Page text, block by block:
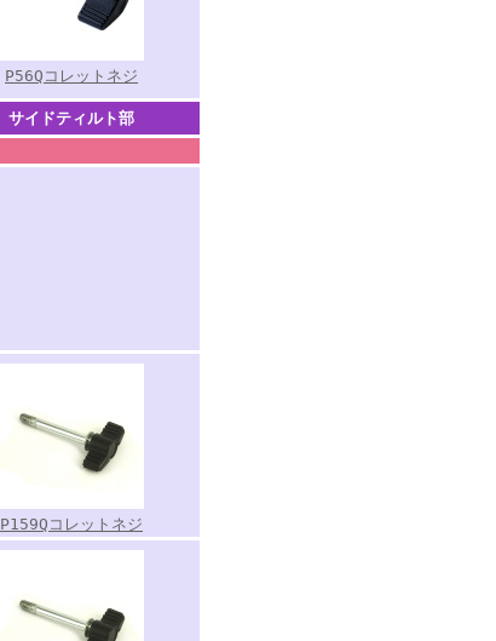
P56Qコレットネジ
サイドティルト部
P159Qコレットネジ